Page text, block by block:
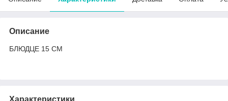
Описание
БЛЮДЦЕ 15 СМ
Характеристики